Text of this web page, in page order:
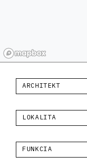
ARCHITEKT
LOKALITA
FUNKCIA